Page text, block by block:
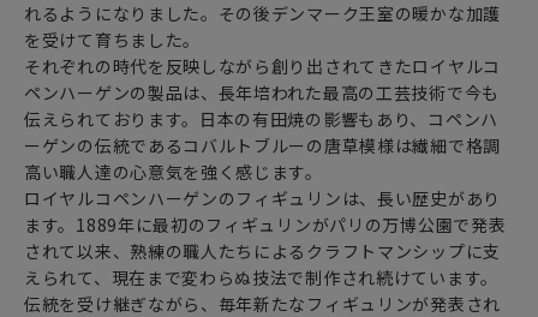
れるようになりました。その後デンマーク王室の暖かな加護
を受けて育ちました。
それぞれの時代を反映しながら創り出されてきたロイヤルコ
ペンハーゲンの製品は、長年培われた最高の工芸技術で今も
伝えられております。日本の有田焼の影響もあり、コペンハ
ーゲンの伝統であるコバルトブルーの唐草模様は繊細で格調
高い職人達の心意気を強く感じます。
ロイヤルコペンハーゲンのフィギュリンは、長い歴史があり
ます。1889年に最初のフィギュリンがパリの万博公園で発表
されて以来、熟練の職人たちによるクラフトマンシップに支
えられて、現在まで変わらぬ技法で制作され続けています。
伝統を受け継ぎながら、毎年新たなフィギュリンが発表され